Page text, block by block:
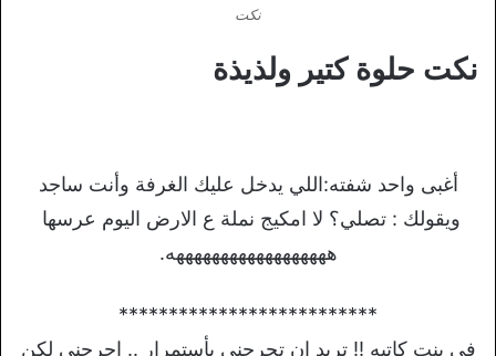
نكت
نكت حلوة كتير ولذيذة
أغبى واحد شفته:اللي يدخل عليك الغرفة وأنت ساجد
ويقولك : تصلي؟ لا امكيج نملة ع الارض اليوم عرسها
ههههههههههههههههههه.
**************************
في بنت كاتبه !! تريد ان تجرحني بأستمرار .. اجرحني لكن